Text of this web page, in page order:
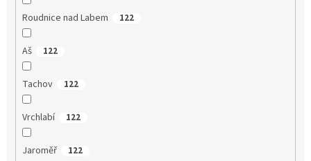
Roudnice nad Labem 122
Aš 122
Tachov 122
Vrchlabí 122
Jaroměř 122